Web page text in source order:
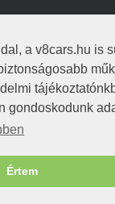
a v8cars.hu is
gondoskodunk
Értem
Elszúrtam! Én csak
Nem tudtam,
nagyon, amikor
2026 v8cars.huT|